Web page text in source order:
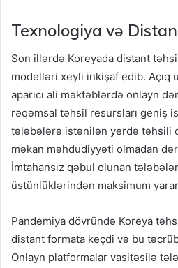
Texnologiya və
Son illərdə Koreyada distant
modelləri xeyli inkişaf edib. Açıq
aparıcı ali məktəblərdə onlayn
rəqəmsal təhsil resursları geniş
tələbələrə istənilən yerdə təhsili
məkan məhdudiyyəti olmadan
İmtahansız qəbul olunan
üstünlüklərindən maksimum
Pandemiya dövründə Koreya
distant formata keçdi və bu
Onlayn platformalar vasitəsilə